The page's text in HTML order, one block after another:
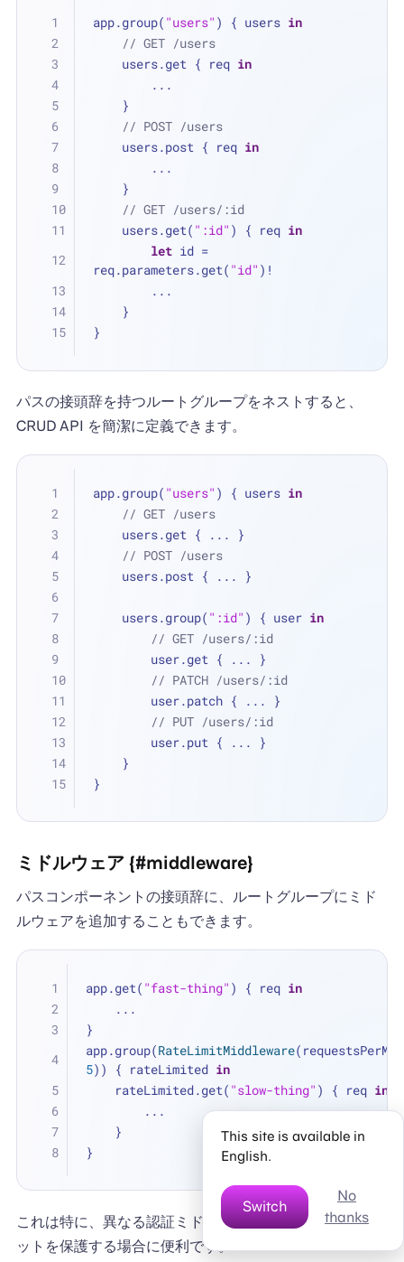
app.group( "users" ) { users in
// GET /users
    users.get { req
in
...
    }
// POST /users
    users.post { req
in
...
    }
// GET /users/:id
    users.get(
":id" ) { req in
let id =
req.parameters.get( "id" ) !
...
    }
}
パスの接頭辞を持つルートグループをネストすると、
CRUD API を簡潔に定義できます。
app.group( "users" ) { users in
// GET /users
    users.get {
...
}
// POST /users
    users.post {
... }
    users.group(
":id" ) { user in
// GET /users/:id
        user.get {
...
}
// PATCH /users/:id
        user.patch {
...
}
// PUT /users/:id
        user.put {
...
}
    }
}
ミドルウェア {#middleware}
パスコンポーネントの接頭辞に、ルートグループにミド
ルウェアを追加することもできます。
app.get( "fast-thing" ) { req in
...
}
app.group(RateLimitMiddleware
5)) { rateLimited in
    rateLimited.get(
"slow-thing" ) { req in
...
    }
}
これは特に、異なる認証ミドルウェアでルートのサブセ
ットを保護する場合に便利です。
This site is available in
English.
Switch
No
thanks